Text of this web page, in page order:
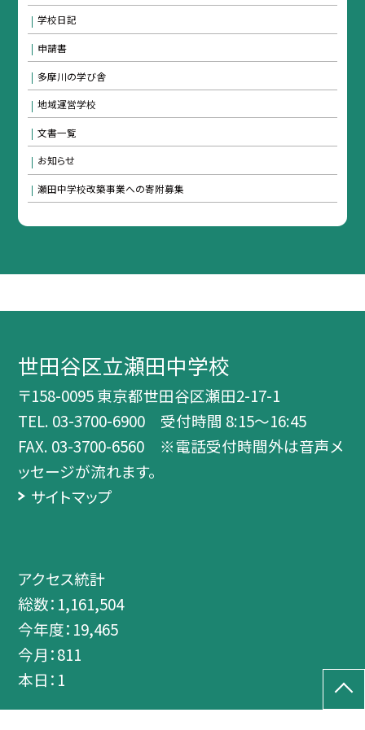
学校日記
申請書
多摩川の学び舎
地域運営学校
文書一覧
お知らせ
瀬田中学校改築事業への寄附募集
世田谷区立瀬田中学校
〒158-0095 東京都世田谷区瀬田2-17-1
TEL. 03-3700-6900 受付時間 8:15～16:45
FAX. 03-3700-6560 ※電話受付時間外は音声メ
ッセージが流れます。
サイトマップ
アクセス統計
総数： 1,161,504
今年度： 19,465
今月：811
本日： 1